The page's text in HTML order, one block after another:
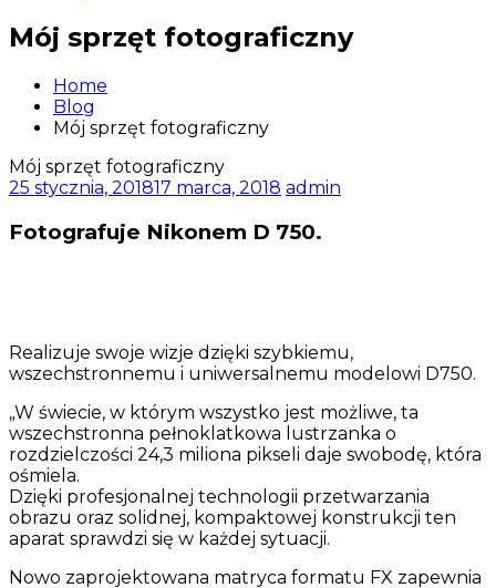
Mój sprzęt fotograficzny
Home
Blog
Mój sprzęt fotograficzny
Mój sprzęt fotograficzny
25 stycznia, 201817 marca, 2018 admin
Fotografuje Nikonem D 750.
Realizuje swoje wizje dzięki szybkiemu,
wszechstronnemu i uniwersalnemu modelowi D750.
„W świecie, w którym wszystko jest możliwe, ta
wszechstronna pełnoklatkowa lustrzanka o
rozdzielczości 24,3 miliona pikseli daje swobodę, która
ośmiela.
Dzięki profesjonalnej technologii przetwarzania
obrazu oraz solidnej, kompaktowej konstrukcji ten
aparat sprawdzi się w każdej sytuacji.
Nowo zaprojektowana matryca formatu FX zapewnia